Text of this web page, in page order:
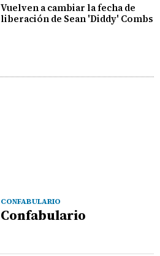
Vuelven a cambiar la fecha de
liberación de Sean 'Diddy' Combs
CONFABULARIO
Confabulario